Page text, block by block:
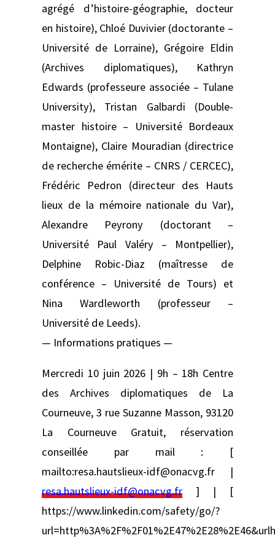
agrégé d’histoire-géographie, docteur
en histoire), Chloé Duvivier (doctorante –
Université de Lorraine), Grégoire Eldin
(Archives diplomatiques), Kathryn
Edwards (professeure associée – Tulane
University), Tristan Galbardi (Double-
master histoire – Université Bordeaux
Montaigne), Claire Mouradian (directrice
de recherche émérite – CNRS / CERCEC),
Frédéric Pedron (directeur des Hauts
lieux de la mémoire nationale du Var),
Alexandre Peyrony (doctorant –
Université Paul Valéry – Montpellier),
Delphine Robic-Diaz (maîtresse de
conférence – Université de Tours) et
Nina Wardleworth (professeur –
Université de Leeds).
— Informations pratiques —
Mercredi 10 juin 2026 | 9h – 18h Centre
des Archives diplomatiques de La
Courneuve, 3 rue Suzanne Masson, 93120
La Courneuve Gratuit, réservation
conseillée par mail : [
mailto:resa.hautslieux-idf@onacvg.fr |
resa.hautslieux-idf@onacvg.fr ] | [
https://www.linkedin.com/safety/go/?